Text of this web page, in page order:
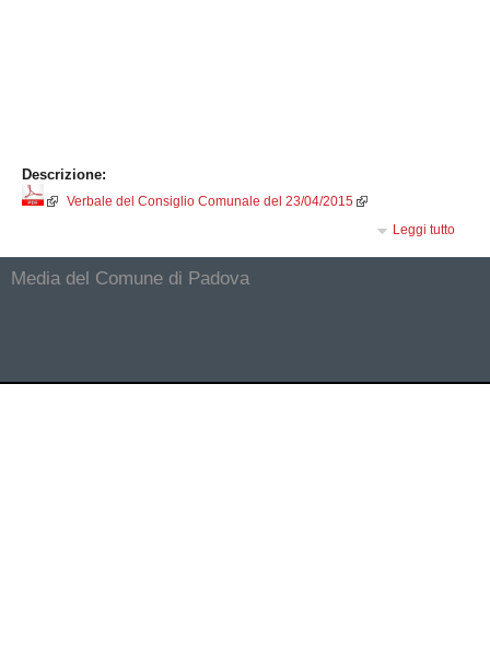
Descrizione:
Verbale del Consiglio Comunale del 23/04/2015
Leggi tutto
Media del Comune di Padova